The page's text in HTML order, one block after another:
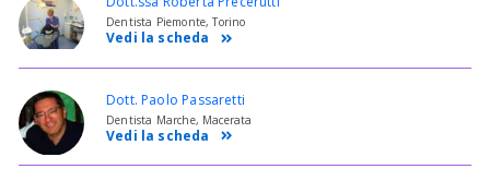
Dentista Piemonte, Torino
Vedi la scheda
Dott. Paolo Passaretti
Dentista Marche, Macerata
Vedi la scheda